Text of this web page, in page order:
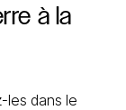
à la
les dans le